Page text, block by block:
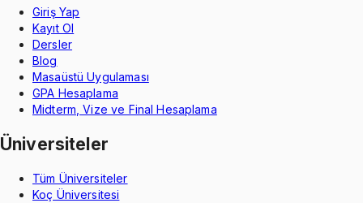
Giriş Yap
Kayıt Ol
Dersler
Blog
Masaüstü Uygulaması
GPA Hesaplama
Midterm, Vize ve Final Hesaplama
Üniversiteler
Tüm Üniversiteler
Koç Üniversitesi